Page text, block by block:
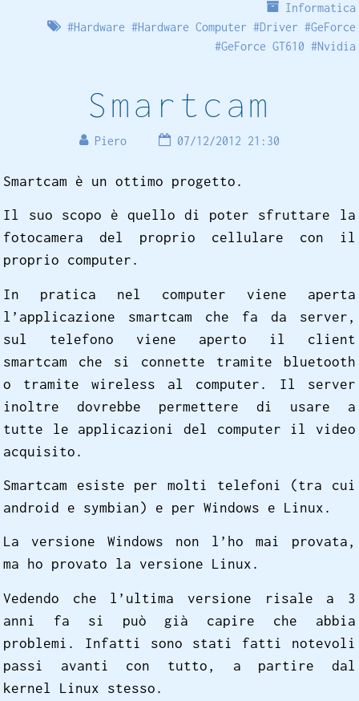
Informatica
#Hardware #Hardware Computer #Driver #GeForce
#GeForce GT610 #Nvidia
Smartcam
Piero 07/12/2012 21:30
Smartcam è un ottimo progetto.
Il suo scopo è quello di poter sfruttare la
fotocamera del proprio cellulare con il
proprio computer.
In pratica nel computer viene aperta
l’applicazione smartcam che fa da server,
sul telefono viene aperto il client
smartcam che si connette tramite bluetooth
o tramite wireless al computer. Il server
inoltre dovrebbe permettere di usare a
tutte le applicazioni del computer il video
acquisito.
Smartcam esiste per molti telefoni (tra cui
android e symbian) e per Windows e Linux.
La versione Windows non l’ho mai provata,
ma ho provato la versione Linux.
Vedendo che l’ultima versione risale a 3
anni fa si può già capire che abbia
problemi. Infatti sono stati fatti notevoli
passi avanti con tutto, a partire dal
kernel Linux stesso.